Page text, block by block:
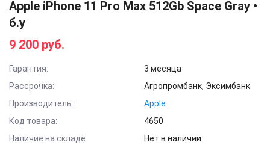
Apple iPhone 11 Pro Max 512Gb Space Gray •
б.у
9 200 руб.
Гарантия:
3 месяца
Рассрочка:
Агропромбанк, Эксимбанк
Производитель:
Apple
Код товара:
4650
Наличие на складе:
Нет в наличии